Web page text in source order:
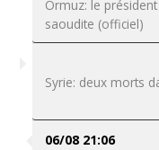
Ormuz: le
saoudite (officiel)
Syrie: deux morts
06/08 21:06